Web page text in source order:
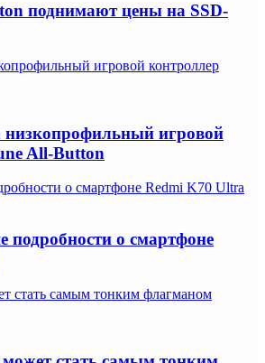
поднимают цены на SSD-
игровой контроллер
низкопрофильный игровой
All-Button
о смартфоне Redmi K70 Ultra
подробности о смартфоне
стать самым тонким флагманом